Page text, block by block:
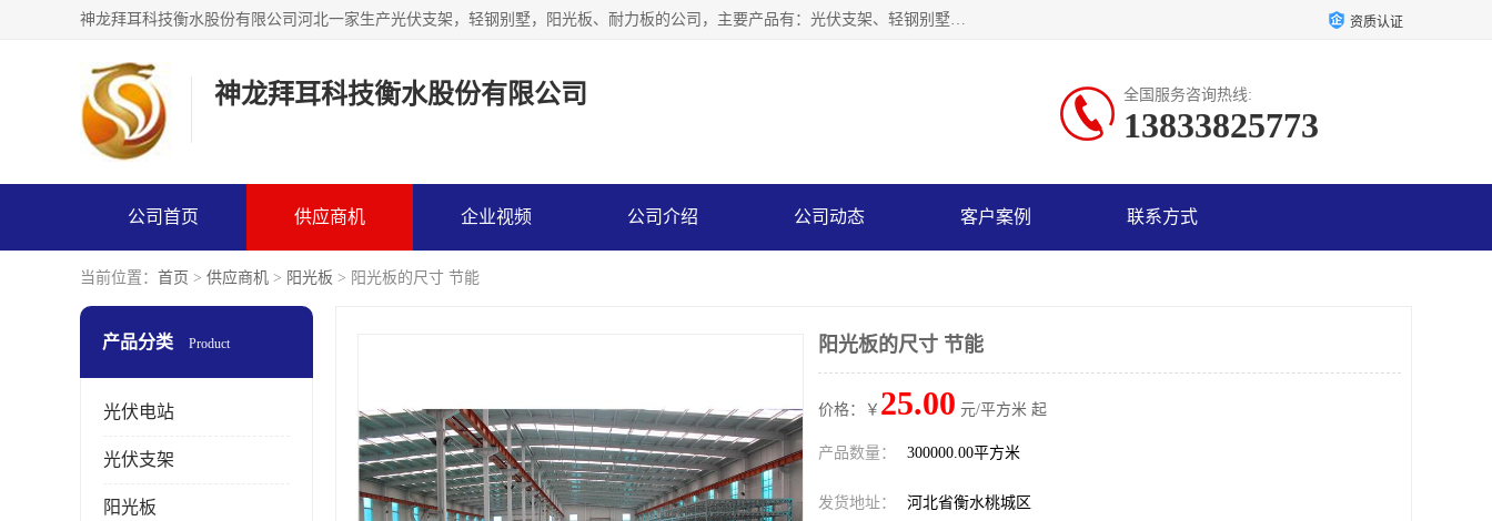
神龙拜耳科技衡水股份有限公司河北一家生产光伏支架，轻钢别墅，阳光板、耐力板的公司，主要产品有：光伏支架、轻钢别墅、阳光板、耐力板、采光板等，公司参与制定了多项标准。 资质认证
神龙拜耳科技衡水股份有限公司 全国服务咨询热线:
13833825773
公司首页 供应商机 企业视频 公司介绍 公司动态 客户案例 联系方式
当前位置： 首页 > 供应商机 > 阳光板 > 阳光板的尺寸 节能
产品分类 Product
光伏电站
光伏支架
阳光板
阳光板的尺寸 节能
价格：￥ 25.00 元/平方米 起
产品数量： 300000.00平方米
发货地址： 河北省衡水桃城区